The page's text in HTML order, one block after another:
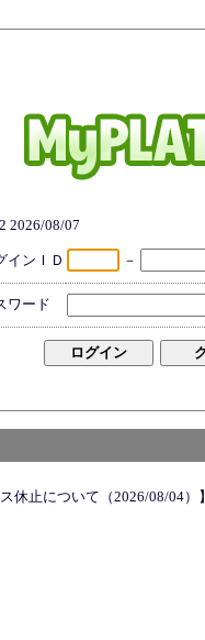
2026/08/07
インＩＤ －
ワード
休止について（2026/08/04）